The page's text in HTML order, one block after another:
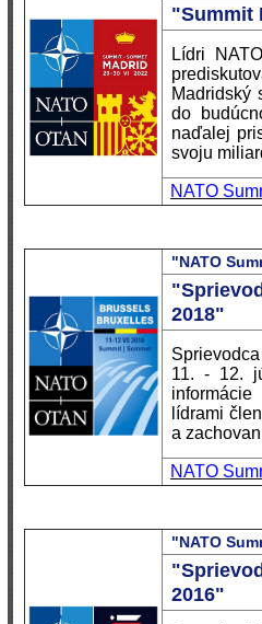
"Summit
Lídri
Madridský
do
naďalej
svoju
NATO
"NATO
2018"
11. - 12.
lídrami
a
NATO
"NATO
2016"